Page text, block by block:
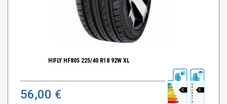
HIFLY HF805 225/40 R18 92W XL
56,00 € C C